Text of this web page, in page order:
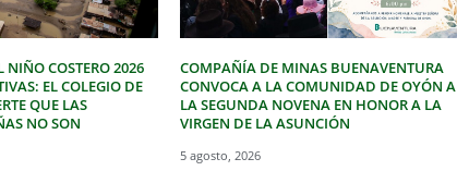
NIÑO COSTERO 2026
EL COLEGIO DE
QUE LAS
NO SON
COMPAÑÍA DE MINAS BUENAVENTURA
CONVOCA A LA COMUNIDAD DE OYÓN A
LA SEGUNDA NOVENA EN HONOR A LA
VIRGEN DE LA ASUNCIÓN
5 agosto, 2026